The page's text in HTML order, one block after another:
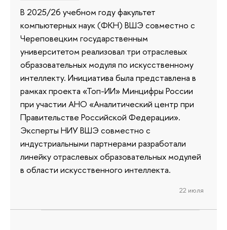
В 2025/26 учебном году факультет
компьютерных наук (ФКН) ВШЭ совместно с
Череповецким государственным
университетом реализовал три отраслевых
образовательных модуля по искусственному
интеллекту. Инициатива была представлена в
рамках проекта «Топ-ИИ» Минцифры России
при участии АНО «Аналитический центр при
Правительстве Российской Федерации».
Эксперты НИУ ВШЭ совместно с
индустриальными партнерами разработали
линейку отраслевых образовательных модулей
в области искусственного интеллекта.
22 июля